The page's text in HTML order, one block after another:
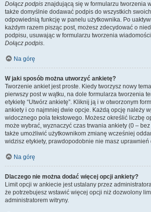
Dołącz podpis znajdującą się w formularzu tworzenia
także domyślnie dodawać podpis do wszystkich
odpowiednią funkcję w panelu użytkownika. Po
każdym razem pisząc post, możesz zdecydować o
podpisu, usuwając w formularzu tworzenia
Dołącz podpis.
Na górę
W jaki sposób można utworzyć ankietę?
Tworzenie ankiet jest proste. Kiedy tworzysz nowy
pierwszy post w wątku, na dole formularza tworzenia
etykietę “Utwórz ankietę”. Kliknij ją i w otworzonym
ankiety i co najmniej dwie opcje. Każdą opcję należy
widocznego pola tekstowego. Możesz określić liczbę
może wybrać, wyznaczyć czas trwania ankiety (0 –
także umożliwić użytkownikom zmianę wcześniej
widzisz etykiety, prawdopodobnie nie masz
Na górę
Dlaczego nie można dodać więcej opcji ankiety?
Limit opcji w ankiecie jest ustalany przez
że potrzebujesz wstawić więcej opcji niż dozwolony
administratorem witryny.